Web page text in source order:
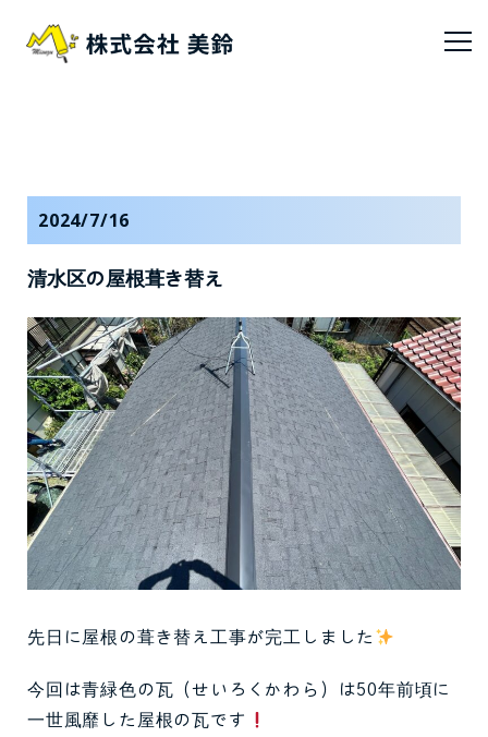
2024/7/16
清水区の屋根葺き替え
先日に屋根の葺き替え工事が完工しました
今回は青緑色の瓦（せいろくかわら）は50年前頃に
一世風靡した屋根の瓦です